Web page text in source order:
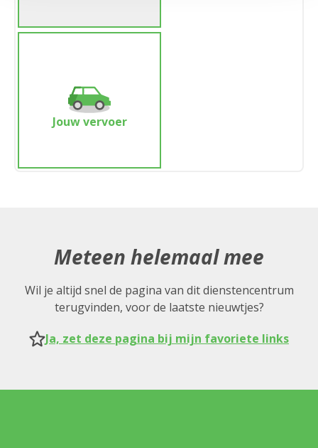
Jouw vervoer
Meteen helemaal mee
Wil je altijd snel de pagina van dit dienstencentrum
terugvinden, voor de laatste nieuwtjes?
Ja, zet deze pagina bij mijn favoriete links